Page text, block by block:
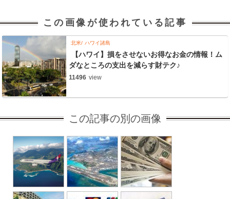
この画像が使われている記事
北米 ハワイ諸島
【ハワイ】損をさせないお得なお金の情報！ム
ダなところの支出を減らす財テク♪
11496 view
この記事の別の画像